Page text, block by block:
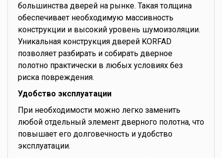
большинства дверей на рынке. Такая толщина
обеспечивает необходимую массивность
конструкции и высокий уровень шумоизоляции.
Уникальная конструкция дверей KORFAD
позволяет разбирать и собирать дверное
полотно практически в любых условиях без
риска повреждения.
Удобство эксплуатации
При необходимости можно легко заменить
любой отдельный элемент дверного полотна, что
повышает его долговечность и удобство
эксплуатации.